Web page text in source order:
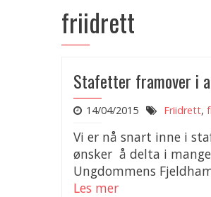
friidrett
Stafetter framover i
14/04/2015 Friidrett,
Vi er nå snart inne i
ønsker å delta i
Ungdommens
Les mer